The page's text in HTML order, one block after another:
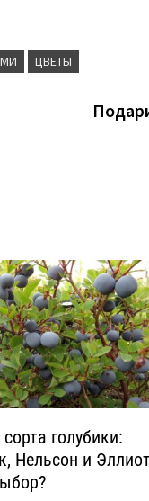
ЦВЕТЫ
голубики:
Нельсон и Эллиот